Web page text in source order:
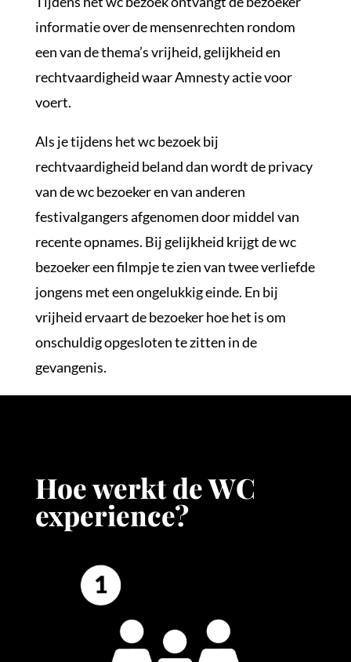
informatie over de mensenrechten rondom
een van de thema’s vrijheid, gelijkheid en
rechtvaardigheid waar Amnesty actie voor
voert.
Als je tijdens het wc bezoek bij
rechtvaardigheid beland dan wordt de privacy
van de wc bezoeker en van anderen
festivalgangers afgenomen door middel van
recente opnames. Bij gelijkheid krijgt de wc
bezoeker een filmpje te zien van twee verliefde
jongens met een ongelukkig einde. En bij
vrijheid ervaart de bezoeker hoe het is om
onschuldig opgesloten te zitten in de
gevangenis.
Hoe werkt de WC
experience?